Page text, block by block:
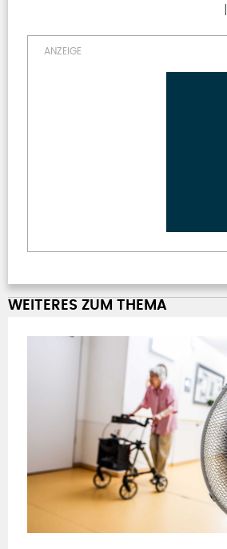
WEITERES ZUM THEMA